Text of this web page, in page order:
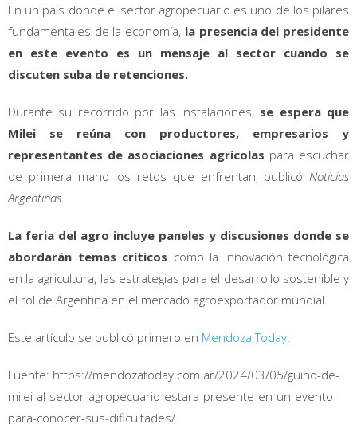
En un país donde el sector agropecuario es uno de los pilares
fundamentales de la economía, la presencia del presidente
en este evento es un mensaje al sector cuando se
discuten suba de retenciones.
Durante su recorrido por las instalaciones, se espera que
Milei se reúna con productores, empresarios y
representantes de asociaciones agrícolas para escuchar
de primera mano los retos que enfrentan, publicó Noticias
Argentinas.
La feria del agro incluye paneles y discusiones donde se
abordarán temas críticos como la innovación tecnológica
en la agricultura, las estrategias para el desarrollo sostenible y
el rol de Argentina en el mercado agroexportador mundial.
Este artículo se publicó primero en Mendoza Today
Fuente: https://mendozatoday.com.ar/2024/03/05/guino-de-
milei-al-sector-agropecuario-estara-presente-en-un-evento-
para-conocer-sus-dificultades/